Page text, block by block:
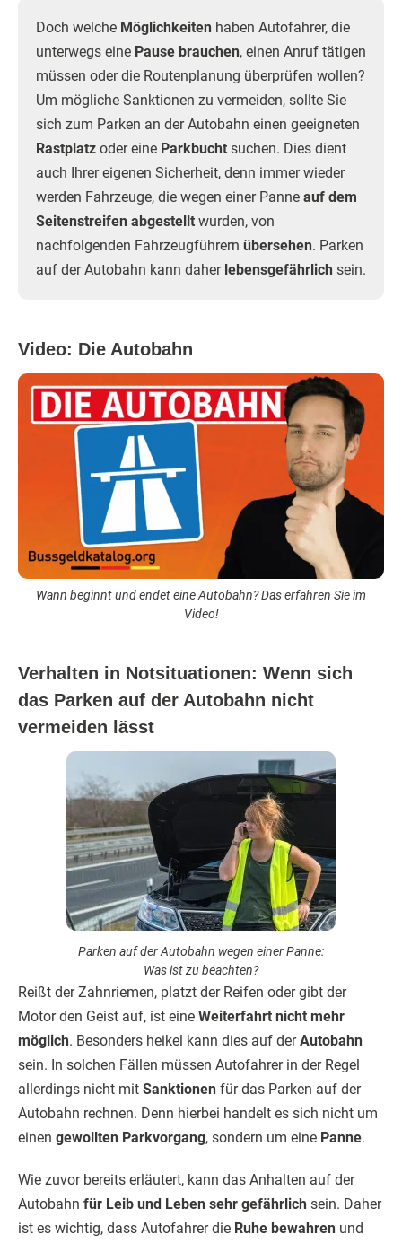
Doch welche Möglichkeiten haben Autofahrer, die
unterwegs eine Pause brauchen, einen Anruf tätigen
müssen oder die Routenplanung überprüfen wollen?
Um mögliche Sanktionen zu vermeiden, sollte Sie
sich zum Parken an der Autobahn einen geeigneten
Rastplatz oder eine Parkbucht suchen. Dies dient
auch Ihrer eigenen Sicherheit, denn immer wieder
werden Fahrzeuge, die wegen einer Panne auf dem
Seitenstreifen abgestellt wurden, von
nachfolgenden Fahrzeugführern übersehen. Parken
auf der Autobahn kann daher lebensgefährlich sein.
Video: Die Autobahn
Wann beginnt und endet eine Autobahn? Das erfahren Sie im
Video!
Verhalten in Notsituationen: Wenn sich
das Parken auf der Autobahn nicht
vermeiden lässt
Parken auf der Autobahn wegen einer Panne:
Was ist zu beachten?
Reißt der Zahnriemen, platzt der Reifen oder gibt der
Motor den Geist auf, ist eine Weiterfahrt nicht mehr
möglich. Besonders heikel kann dies auf derAutobahn
sein. In solchen Fällen müssen Autofahrer in der Regel
allerdings nicht mit Sanktionen für das Parken auf der
Autobahn rechnen. Denn hierbei handelt es sich nicht um
einen gewollten Parkvorgang, sondern um eine Panne.
Wie zuvor bereits erläutert, kann das Anhalten auf der
Autobahn für Leib und Leben sehr gefährlich sein. Daher
ist es wichtig, dass Autofahrer die Ruhe bewahren und